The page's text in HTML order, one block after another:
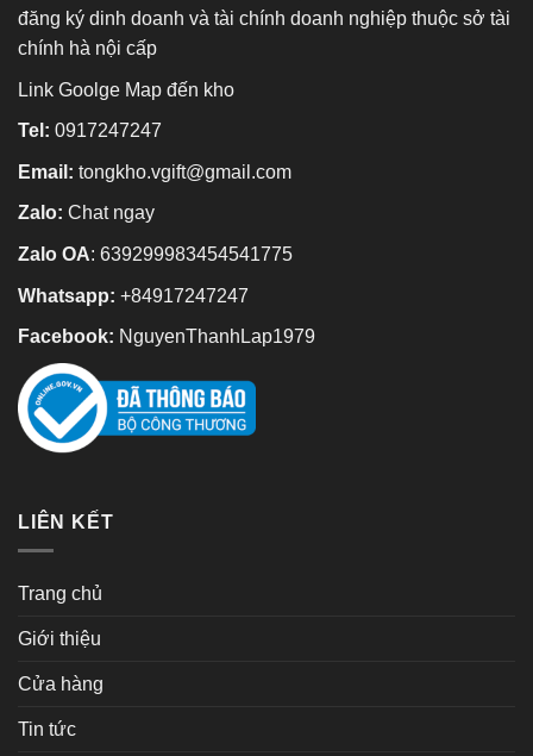
đăng ký dinh doanh và tài chính doanh nghiệp thuộc sở tài
chính hà nội cấp
Link Goolge Map đến kho
Tel: 0917247247
Email: tongkho.vgift@gmail.com
Zalo: Chat ngay
Zalo OA: 639299983454541775
Whatsapp: +84917247247
Facebook: NguyenThanhLap1979
LIÊN KẾT
Trang chủ
Giới thiệu
Cửa hàng
Tin tức